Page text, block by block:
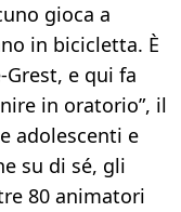
gioca a
in bicicletta. È
Grest, e qui fa
in oratorio”, il
adolescenti e
su di sé, gli
80 animatori